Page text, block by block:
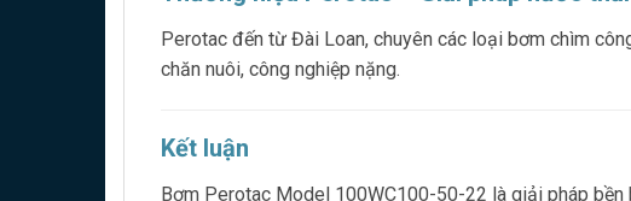
Perotac đến từ Đài Loan, chuyên các loại bơm chìm
chăn nuôi, công nghiệp nặng.
Kết luận
Bơm Perotac Model 100WC100-50-22 là giải pháp